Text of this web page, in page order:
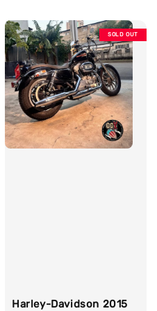
SOLD OUT
Harley-Davidson 2015